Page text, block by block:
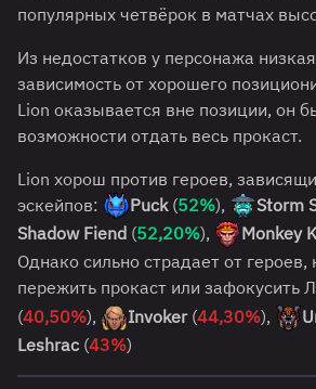
популярных четвёрок в матчах
Из недостатков у персонажа
зависимость от хорошего
Lion оказывается вне позиции, он
возможности отдать весь прокаст.
Lion хорош против героев,
эскейпов:
Puck(52%), Storm
Shadow Fiend (52,20%), Monkey
Однако сильно страдает от героев,
пережить прокаст или зафокусить
(40,50%), Invoker(44,30%),
Leshrac (43%)